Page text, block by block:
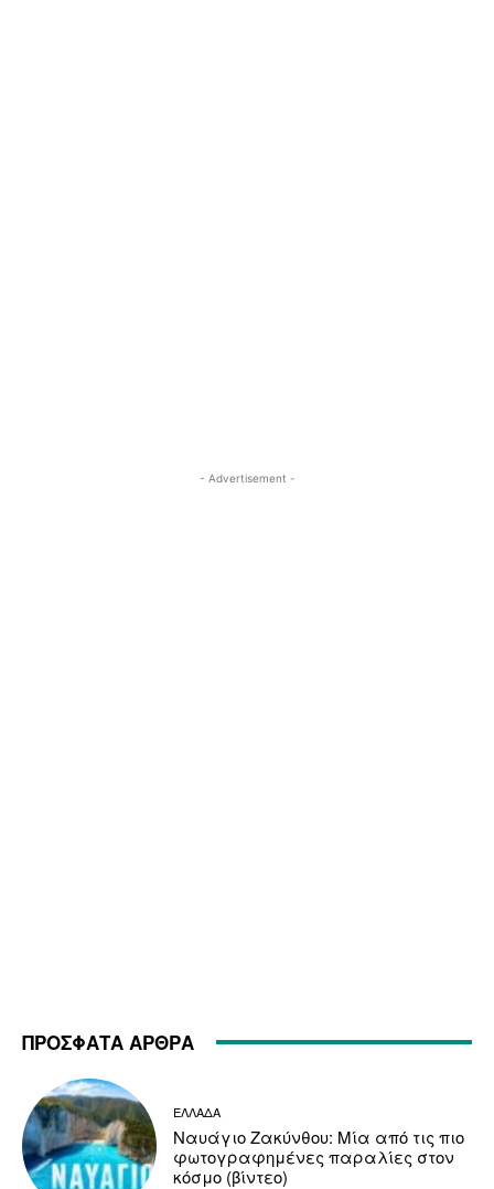
- Advertisement -
ΠΡΟΣΦΑΤΑ ΑΡΘΡΑ
ΕΛΛΑΔΑ
Ναυάγιο Ζακύνθου: Μία από τις πιο
φωτογραφημένες παραλίες στον
κόσμο (βίντεο)